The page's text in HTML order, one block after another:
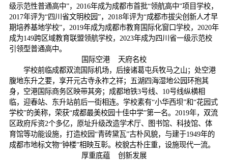
级示范性普通高中”， 2016年成为成都市首批“领航高中”项目学校，
2017年评为“四川省文明校园”， 2018年评为“成都市拔尖创新人才早
期培养基地学校”， 2019年成为成都市教育国际化窗口学校， 2020年
成为149跨区域教育联盟领航学校， 2023年成为四川省一级示范校
引领型普通高中。
国际空港
天府名校
学校前临成都双流国际机场，后接诸葛屯兵牧马之山；处空港
腹地东升之要，享开元古寺永祚之祥；五湖四海湿地公园环抱其
身，空港国际商务区映带其旁；成都地铁3号线、 10号线纵横相
临，迎春站、东升站前后一街相连。学校素有“小华西坝”和“花园式
学校”的美称，荣获“成都最美校园十佳中学”第一名。 2019年，双流
区政府斥资2个多亿，原址升级改造学术厅、图书馆、科技馆、体
育馆等功能设施，打造校园“青砖黛瓦”古朴风貌，与建于1949年的
成都市地标文物“钟楼”相映互彰。校貌古朴庄重，设施现代一流。
厚重底蕴
创新发展